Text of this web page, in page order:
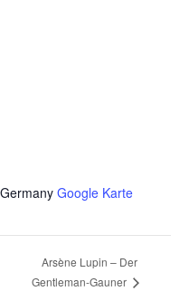
Germany Google Karte
Arsène Lupin – Der
Gentleman-Gauner